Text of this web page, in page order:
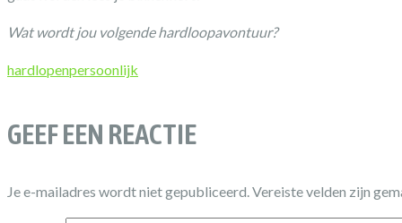
Wat wordt jou volgende hardloopavontuur?
hardlopenpersoonlijk
GEEF EEN REACTIE
Je e-mailadres wordt niet gepubliceerd.Vereiste velden zijn